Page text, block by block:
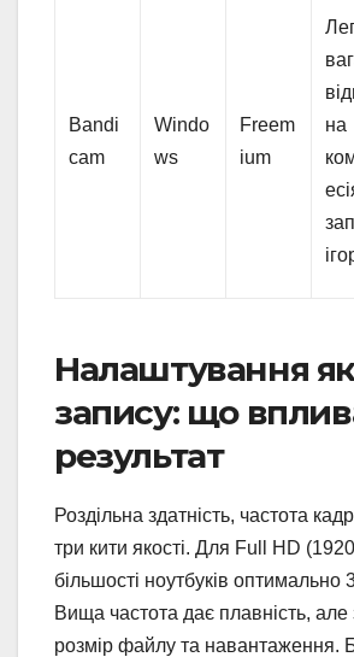
Bandi
cam
Windo
ws
Freem
ium
на
Налаштування
запису: що
результат
Роздільна здатність, частота
три кити якості. Для Full HD
більшості ноутбуків оптимально
Вища частота дає плавність, але
розмір файлу та навантаження.